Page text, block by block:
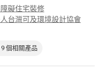
礙住宅裝修
台灣可及環境設計協會
9 個相關產品